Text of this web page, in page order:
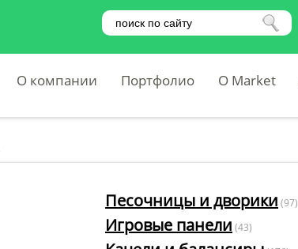
О компании Портфолио O Market
Песочницы и дворики (97)
Игровые панели (43)